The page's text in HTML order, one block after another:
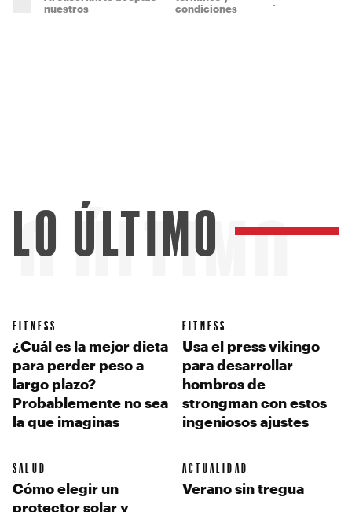
nuestros
condiciones
ÚLTIMO
LO ÚLTIMO
FITNESS
¿Cuál es la mejor dieta
para perder peso a
largo plazo?
Probablemente no sea
la que imaginas
FITNESS
Usa el press vikingo
para desarrollar
hombros de
strongman con estos
ingeniosos ajustes
SALUD
Cómo elegir un
protector solar y
ACTUALIDAD
Verano sin tregua